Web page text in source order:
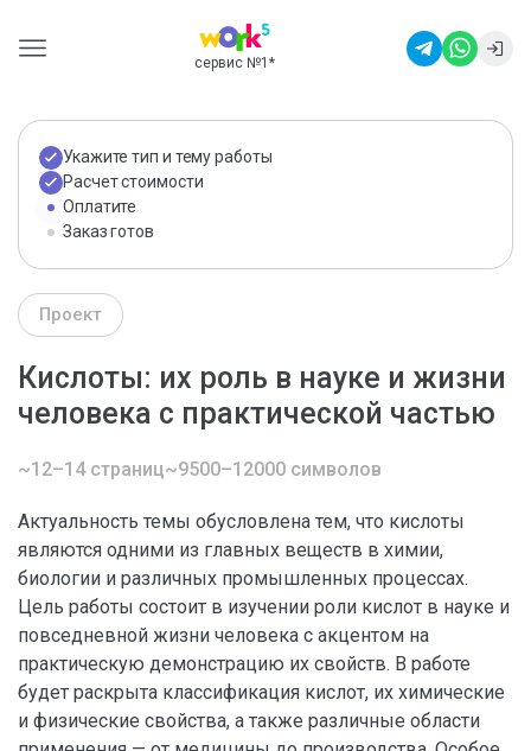
сервис №1 *
Укажите тип и тему работы
Расчет стоимости
Оплатите
Заказ готов
Проект
Кислоты: их роль в науке и жизни
человека с практической частью
~12–14 страниц~9500–12000 символов
Актуальность темы обусловлена тем, что кислоты
являются одними из главных веществ в химии,
биологии и различных промышленных процессах.
Цель работы состоит в изучении роли кислот в науке и
повседневной жизни человека с акцентом на
практическую демонстрацию их свойств. В работе
будет раскрыта классификация кислот, их химические
и физические свойства, а также различные области